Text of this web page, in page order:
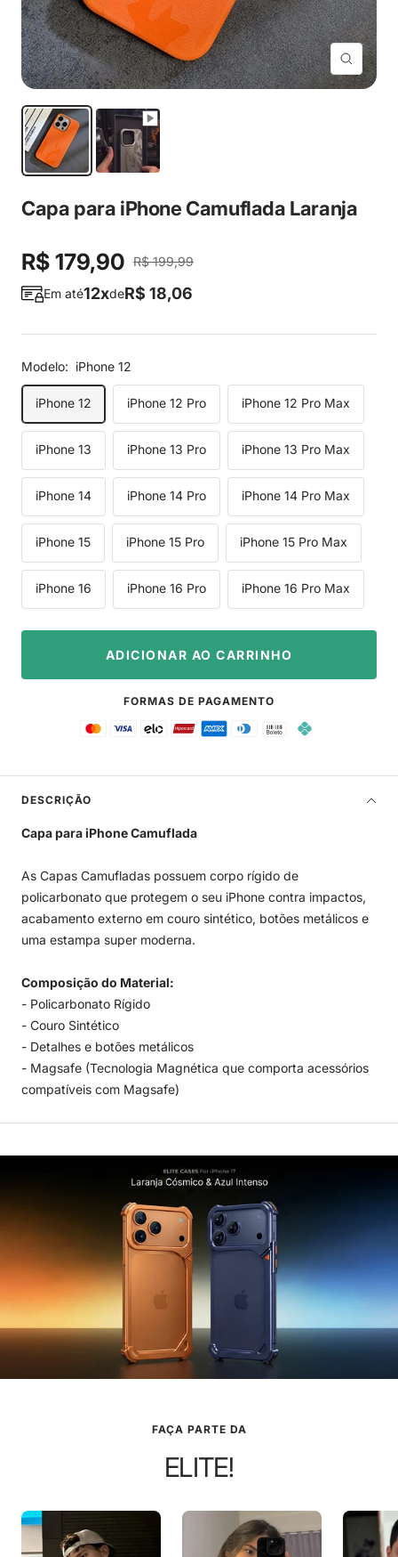
Zoom
Capa para iPhone Camuflada Laranja
Preço
promocional
R$ 179,90 Preço
R$ 199,99
Em até12xdeR$ 18,06
Modelo: iPhone 12
iPhone 12 iPhone 12 Pro iPhone 12 Pro Max
iPhone 13 iPhone 13 Pro iPhone 13 Pro Max
iPhone 14 iPhone 14 Pro iPhone 14 Pro Max
iPhone 15 iPhone 15 Pro iPhone 15 Pro Max
iPhone 16 iPhone 16 Pro iPhone 16 Pro Max
ADICIONAR AO CARRINHO
FORMAS DE PAGAMENTO
DESCRIÇÃO
Capa para iPhone Camuflada
As Capas Camufladas possuem corpo rígido de
policarbonato que protegem o seu iPhone contra impactos,
acabamento externo em couro sintético, botões metálicos e
uma estampa super moderna.
Composição do Material:
- Policarbonato Rígido
- Couro Sintético
- Detalhes e botões metálicos
- Magsafe (Tecnologia Magnética que comporta acessórios
compatíveis com Magsafe)
FAÇA PARTE DA
ELITE!